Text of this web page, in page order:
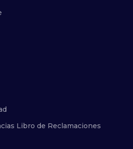
Libro de Reclamaciones